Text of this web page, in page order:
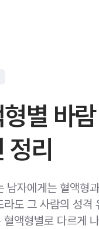
별 바
정리
남자에게는 혈액형
라도 그 사람의 성격
혈액형별로 다르게